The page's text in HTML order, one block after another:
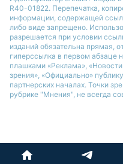
R40-01822. Перепечатка,
информации, содержащей
либо виде запрещено.
разрешается при условии
изданий обязательна прямая,
гиперссылка в первом абзаце
плашками «Реклама»,
зрения», «Официально»
партнерских началах. Точки
рубрике "Мнения", не всегда